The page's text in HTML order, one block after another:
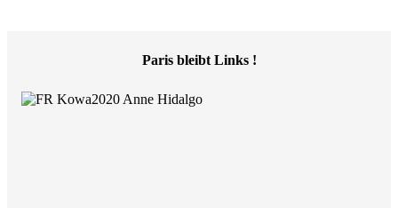
Paris bleibt Links !